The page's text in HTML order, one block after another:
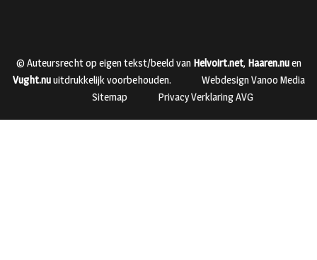
© Auteursrecht op eigen tekst/beeld van Helvoirt.net, Haaren.nuen
Vught.nuuitdrukkelijk voorbehouden.
Webdesign Vanoo Media
Sitemap
Privacy Verklaring AVG